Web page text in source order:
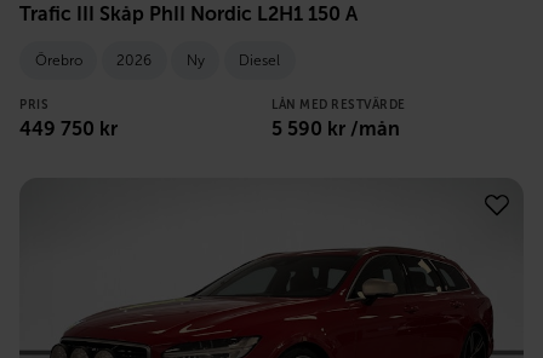
Trafic III Skåp PhII Nordic L2H1 150 A
Örebro 2026 Ny Diesel
PRIS
449 750 kr
LÅN MED RESTVÄRDE
5 590 kr /mån